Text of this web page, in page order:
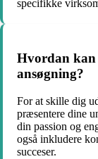
specifikke
Hvordan kan
ansøgning?
For at skille dig
præsentere dine
din passion og
også inkludere
succeser.